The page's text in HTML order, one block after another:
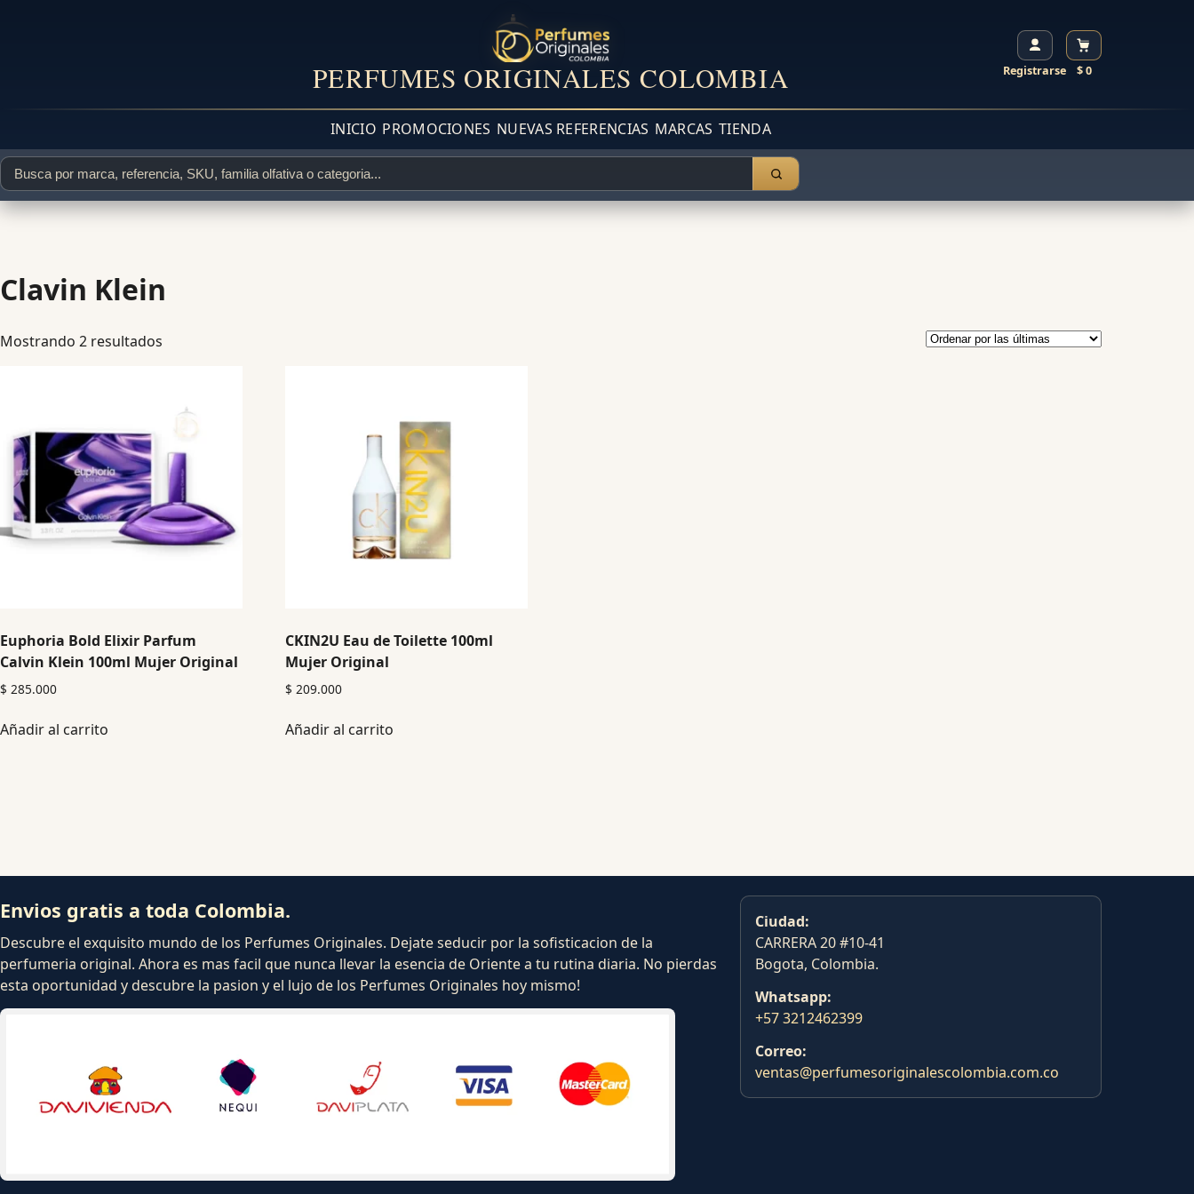
PERFUMES ORIGINALES COLOMBIA Registrarse $ 0
INICIO PROMOCIONES NUEVAS REFERENCIAS MARCAS TIENDA
Clavin Klein
Mostrando 2 resultados
Euphoria Bold Elixir Parfum
Calvin Klein 100ml Mujer Original
$ 285.000
Añadir al carrito
CKIN2U Eau de Toilette 100ml
Mujer Original
$ 209.000
Añadir al carrito
Envios gratis a toda Colombia.
Descubre el exquisito mundo de los Perfumes Originales. Dejate seducir por la sofisticacion de la
perfumeria original. Ahora es mas facil que nunca llevar la esencia de Oriente a tu rutina diaria. No pierdas
esta oportunidad y descubre la pasion y el lujo de los Perfumes Originales hoy mismo!
Ciudad:
CARRERA 20 #10-41
Bogota, Colombia.
Whatsapp:
+57 3212462399
Correo:
ventas@perfumesoriginalescolombia.com.co